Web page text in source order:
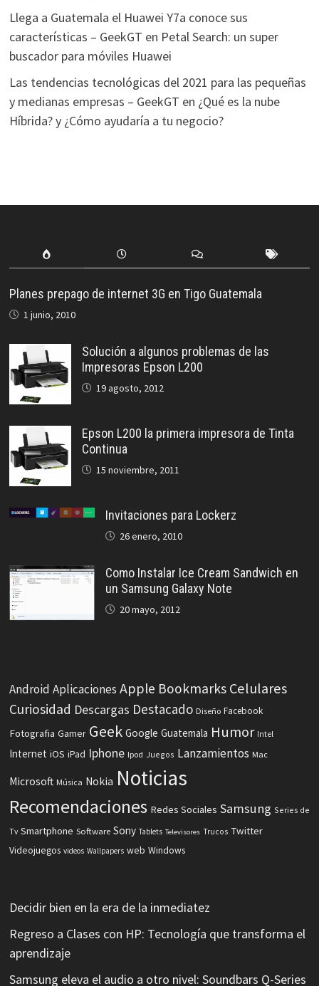
Llega a Guatemala el Huawei Y7a conoce sus
características – GeekGT en Petal Search: un super
buscador para móviles Huawei
Las tendencias tecnológicas del 2021 para las pequeñas
y medianas empresas – GeekGT en ¿Qué es la nube
Híbrida? y ¿Cómo ayudaría a tu negocio?
Planes prepago de internet 3G en Tigo Guatemala
1 junio, 2010
Solución a algunos problemas de las
Impresoras Epson L200
19 agosto, 2012
Epson L200 la primera impresora de Tinta
Continua
15 noviembre, 2011
Invitaciones para Lockerz
26 enero, 2010
Como Instalar Ice Cream Sandwich en
un Samsung Galaxy Note
20 mayo, 2012
Android Aplicaciones Apple Bookmarks Celulares
Curiosidad Descargas Destacado Diseño Facebook
Fotografia Gamer Geek Google Guatemala Humor Intel
Internet iOS iPad Iphone Ipod Juegos Lanzamientos Mac
Microsoft Música Nokia Noticias
Recomendaciones Redes Sociales Samsung Series de
Tv Smartphone Software Sony Tablets Televisores Trucos Twitter
Videojuegos videos Wallpapers web Windows
Decidir bien en la era de la inmediatez
Regreso a Clases con HP: Tecnología que transforma el
aprendizaje
Samsung eleva el audio a otro nivel: Soundbars Q-Series